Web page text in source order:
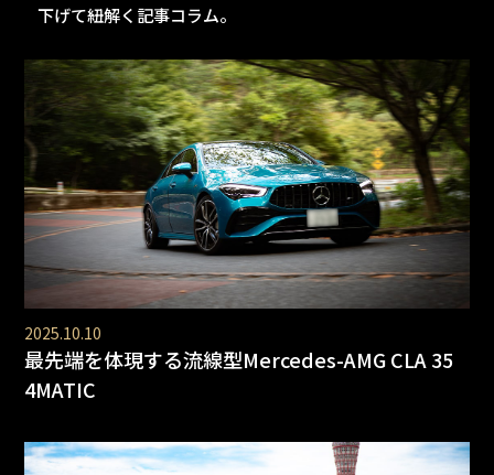
下げて紐解く記事コラム。
2025.10.10
最先端を体現する流線型Mercedes-AMG CLA 35
4MATIC